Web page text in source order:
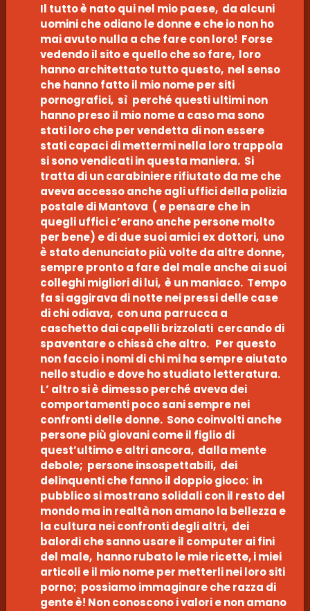
Il tutto è nato qui nel mio paese, da alcuni
uomini che odiano le donne e che io non ho
mai avuto nulla a che fare con loro! Forse
vedendo il sito e quello che so fare, loro
hanno architettato tutto questo, nel senso
che hanno fatto il mio nome per siti
pornografici, sì perché questi ultimi non
hanno preso il mio nome a caso ma sono
stati loro che per vendetta di non essere
stati capaci di mettermi nella loro trappola
si sono vendicati in questa maniera. Si
tratta di un carabiniere rifiutato da me che
aveva accesso anche agli uffici della polizia
postale di Mantova ( e pensare che in
quegli uffici c’erano anche persone molto
per bene) e di due suoi amici ex dottori, uno
è stato denunciato più volte da altre donne,
sempre pronto a fare del male anche ai suoi
colleghi migliori di lui, è un maniaco. Tempo
fa si aggirava di notte nei pressi delle case
di chi odiava, con una parrucca a
caschetto dai capelli brizzolati cercando di
spaventare o chissà che altro. Per questo
non faccio i nomi di chi mi ha sempre aiutato
nello studio e dove ho studiato letteratura.
L’ altro si è dimesso perché aveva dei
comportamenti poco sani sempre nei
confronti delle donne. Sono coinvolti anche
persone più giovani come il figlio di
quest’ultimo e altri ancora, dalla mente
debole; persone insospettabili, dei
delinquenti che fanno il doppio gioco: in
pubblico si mostrano solidali con il resto del
mondo ma in realtà non amano la bellezza e
la cultura nei confronti degli altri, dei
balordi che sanno usare il computer ai fini
del male, hanno rubato le mie ricette, i miei
articoli e il mio nome per metterli nei loro siti
porno; possiamo immaginare che razza di
gente è! Non conoscono i valori e non amano